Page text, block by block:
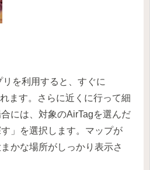
を利用すると、すぐに
ます。さらに近くに行って細
には、対象のAirTagを選んだ
す」を選択します。マップが
かな場所がしっかり表示さ